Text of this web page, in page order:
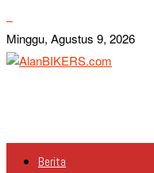
Minggu, Agustus 9, 2026
Berita